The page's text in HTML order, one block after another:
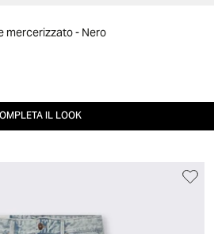
mercerizzato - Nero
IL LOOK